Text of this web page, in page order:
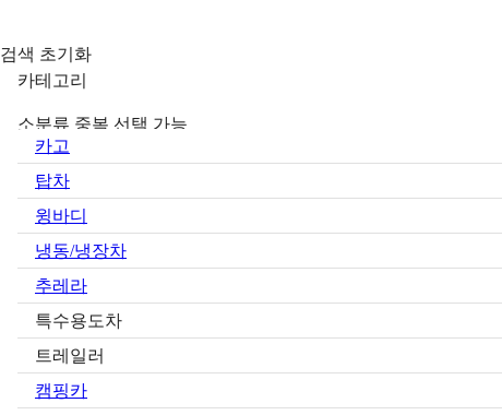
검색 초기화
카테고리
소분류 중복 선택 가능
카고
탑차
윙바디
냉동/냉장차
추레라
특수용도차
트레일러
캠핑카